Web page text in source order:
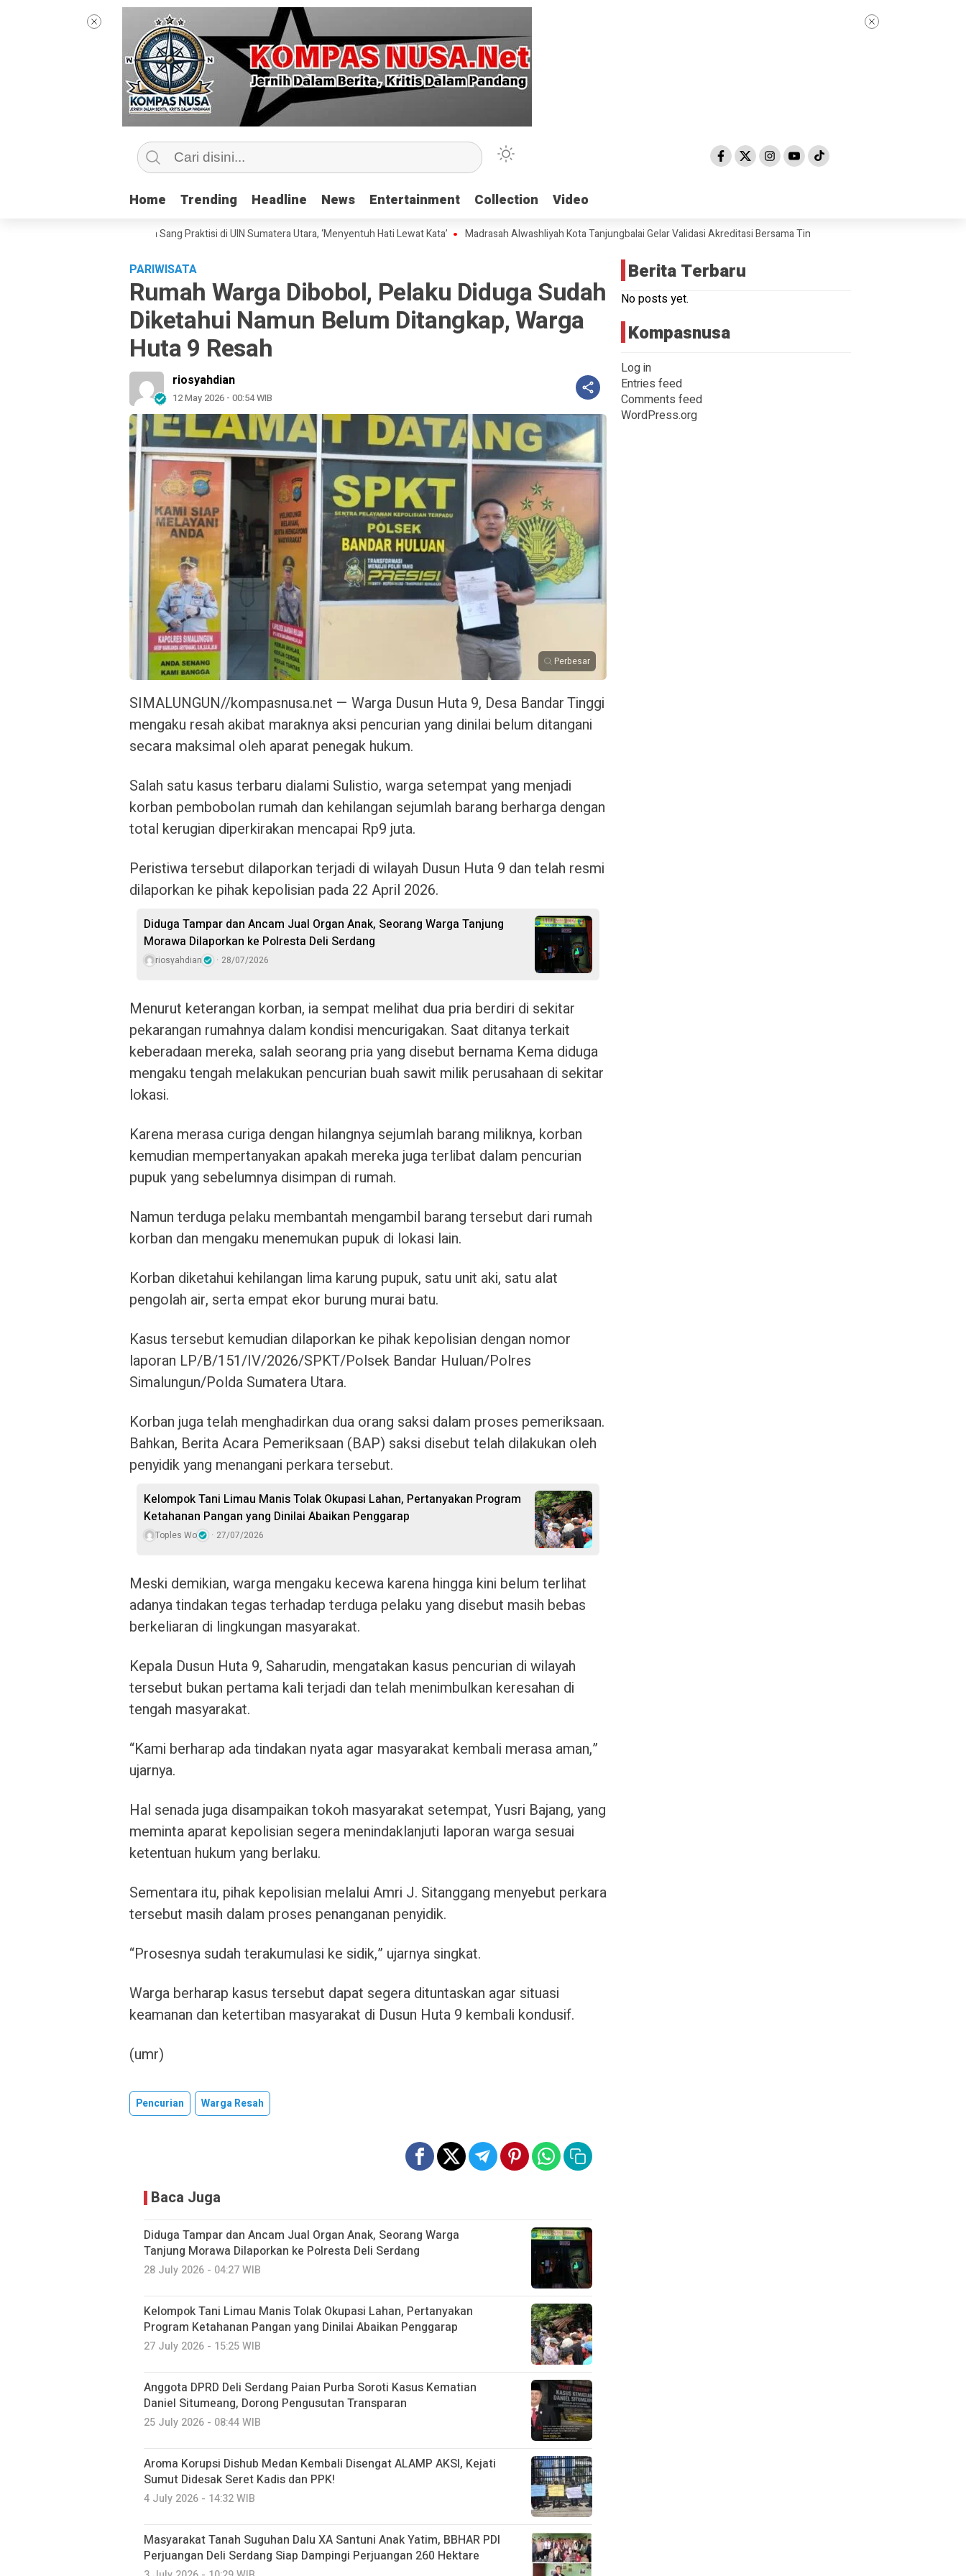
Home Trending Headline News Entertainment Collection Video
Home Trending Headline News Entertainment Collection Video
Jurnalisme Bersama Sang Praktisi di UIN Sumatera Utara, ‘Menyentuh Hati Lewat Kata’ Madrasah Alwashliyah Kota Tanjungbalai Gelar Validasi Akreditasi Bersama Tim Asesor BAN-PDM Tahun 2026
PARIWISATA
Rumah Warga Dibobol, Pelaku Diduga Sudah
Diketahui Namun Belum Ditangkap, Warga
Huta 9 Resah
riosyahdian
12 May 2026 - 00:54 WIB
Perbesar
SIMALUNGUN//kompasnusa.net — Warga Dusun Huta 9, Desa Bandar Tinggi
mengaku resah akibat maraknya aksi pencurian yang dinilai belum ditangani
secara maksimal oleh aparat penegak hukum.
Salah satu kasus terbaru dialami Sulistio, warga setempat yang menjadi
korban pembobolan rumah dan kehilangan sejumlah barang berharga dengan
total kerugian diperkirakan mencapai Rp9 juta.
Peristiwa tersebut dilaporkan terjadi di wilayah Dusun Huta 9 dan telah resmi
dilaporkan ke pihak kepolisian pada 22 April 2026.
Diduga Tampar dan Ancam Jual Organ Anak, Seorang Warga Tanjung
Morawa Dilaporkan ke Polresta Deli Serdang
riosyahdian 28/07/2026
Menurut keterangan korban, ia sempat melihat dua pria berdiri di sekitar
pekarangan rumahnya dalam kondisi mencurigakan. Saat ditanya terkait
keberadaan mereka, salah seorang pria yang disebut bernama Kema diduga
mengaku tengah melakukan pencurian buah sawit milik perusahaan di sekitar
lokasi.
Karena merasa curiga dengan hilangnya sejumlah barang miliknya, korban
kemudian mempertanyakan apakah mereka juga terlibat dalam pencurian
pupuk yang sebelumnya disimpan di rumah.
Namun terduga pelaku membantah mengambil barang tersebut dari rumah
korban dan mengaku menemukan pupuk di lokasi lain.
Korban diketahui kehilangan lima karung pupuk, satu unit aki, satu alat
pengolah air, serta empat ekor burung murai batu.
Kasus tersebut kemudian dilaporkan ke pihak kepolisian dengan nomor
laporan LP/B/151/IV/2026/SPKT/Polsek Bandar Huluan/Polres
Simalungun/Polda Sumatera Utara.
Korban juga telah menghadirkan dua orang saksi dalam proses pemeriksaan.
Bahkan, Berita Acara Pemeriksaan (BAP) saksi disebut telah dilakukan oleh
penyidik yang menangani perkara tersebut.
Kelompok Tani Limau Manis Tolak Okupasi Lahan, Pertanyakan Program
Ketahanan Pangan yang Dinilai Abaikan Penggarap
Toples Wo 27/07/2026
Meski demikian, warga mengaku kecewa karena hingga kini belum terlihat
adanya tindakan tegas terhadap terduga pelaku yang disebut masih bebas
berkeliaran di lingkungan masyarakat.
Kepala Dusun Huta 9, Saharudin, mengatakan kasus pencurian di wilayah
tersebut bukan pertama kali terjadi dan telah menimbulkan keresahan di
tengah masyarakat.
“Kami berharap ada tindakan nyata agar masyarakat kembali merasa aman,”
ujarnya.
Hal senada juga disampaikan tokoh masyarakat setempat, Yusri Bajang, yang
meminta aparat kepolisian segera menindaklanjuti laporan warga sesuai
ketentuan hukum yang berlaku.
Sementara itu, pihak kepolisian melalui Amri J. Sitanggang menyebut perkara
tersebut masih dalam proses penanganan penyidik.
“Prosesnya sudah terakumulasi ke sidik,” ujarnya singkat.
Warga berharap kasus tersebut dapat segera dituntaskan agar situasi
keamanan dan ketertiban masyarakat di Dusun Huta 9 kembali kondusif.
(umr)
Pencurian Warga Resah
Baca Juga
Diduga Tampar dan Ancam Jual Organ Anak, Seorang Warga
Tanjung Morawa Dilaporkan ke Polresta Deli Serdang
28 July 2026 - 04:27 WIB
Kelompok Tani Limau Manis Tolak Okupasi Lahan, Pertanyakan
Program Ketahanan Pangan yang Dinilai Abaikan Penggarap
27 July 2026 - 15:25 WIB
Anggota DPRD Deli Serdang Paian Purba Soroti Kasus Kematian
Daniel Situmeang, Dorong Pengusutan Transparan
25 July 2026 - 08:44 WIB
Aroma Korupsi Dishub Medan Kembali Disengat ALAMP AKSI, Kejati
Sumut Didesak Seret Kadis dan PPK!
4 July 2026 - 14:32 WIB
Masyarakat Tanah Suguhan Dalu XA Santuni Anak Yatim, BBHAR PDI
Perjuangan Deli Serdang Siap Dampingi Perjuangan 260 Hektare
Berita Terbaru
No posts yet.
Kompasnusa
Log in
Entries feed
Comments feed
WordPress.org